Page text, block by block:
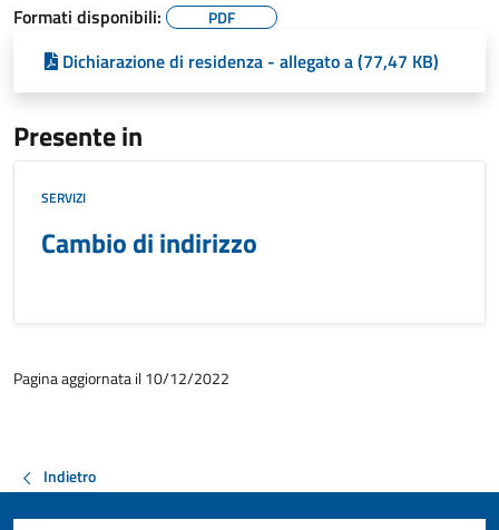
Formati disponibili: PDF
Dichiarazione di residenza - allegato a (77,47 KB)
Presente in
SERVIZI
Cambio di indirizzo
Pagina aggiornata il 10/12/2022
Indietro